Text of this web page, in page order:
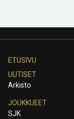
ETUSIVU
UUTISET
Arkisto
JOUKKUEET
SJK